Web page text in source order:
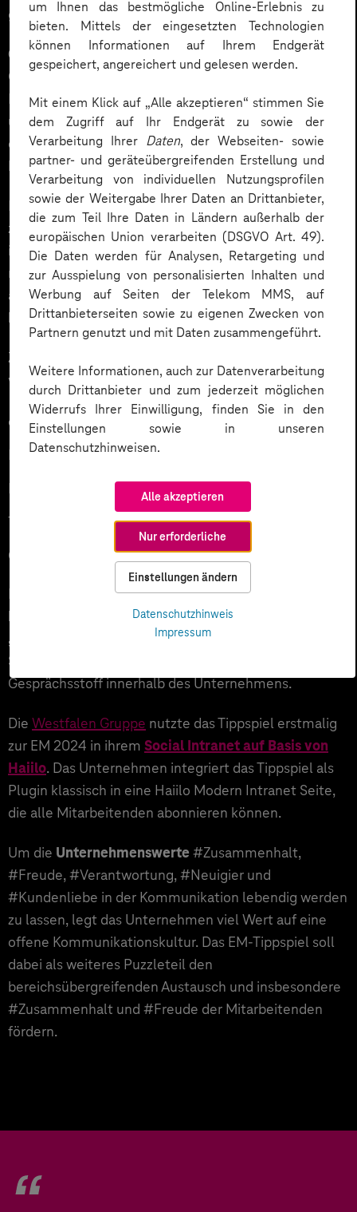
um Ihnen das bestmögliche Online-Erlebnis zu
bieten. Mittels der eingesetzten Technologien
können Informationen auf Ihrem Endgerät
gespeichert, angereichert und gelesen werden.
Mit einem Klick auf „Alle akzeptieren“ stimmen Sie
dem Zugriff auf Ihr Endgerät zu sowie der
Verarbeitung Ihrer Daten, der Webseiten- sowie
partner- und geräteübergreifenden Erstellung und
Verarbeitung von individuellen Nutzungsprofilen
sowie der Weitergabe Ihrer Daten an Drittanbieter,
die zum Teil Ihre Daten in Ländern außerhalb der
europäischen Union verarbeiten (DSGVO Art. 49).
Die Daten werden für Analysen, Retargeting und
zur Ausspielung von personalisierten Inhalten und
Werbung auf Seiten der Telekom MMS, auf
Drittanbieterseiten sowie zu eigenen Zwecken von
Partnern genutzt und mit Daten zusammengeführt.
Weitere Informationen, auch zur Datenverarbeitung
durch Drittanbieter und zum jederzeit möglichen
Widerrufs Ihrer Einwilligung, finden Sie in den
Einstellungen sowie in unseren
Datenschutzhinweisen.
Alle akzeptieren
Nur erforderliche
Einstellungen ändern
Datenschutzhinweis
Impressum
gleichzeitig Teamgeist sowie Unternehmenskultur.
Gamification-Elementewie Ranglisten, Bonusfragen,
Challenges oder kleine Wettbewerbe motivieren
Mitarbeitende zusätzlich zur Teilnahme. Gerade rund
um ein emotionales Großereignis wie die WM 2026
entstehen dadurch neue Gesprächsanlässe und eine
höhereIdentifikationmit dem Unternehmen.
Besonders wirkungsvoll sind Team-Challenges
zwischen Standorten, Abteilungen oder
internationalen Teams. Dadurch wird das WM Tippspiel
nicht nur zum Unterhaltungsformat, sondern zu einem
aktiven Instrument fürCommunity Buildingund
Employee Engagement.
Zusätzliche Motivation schaffen attraktive
wie:
offizielle WM-Fußbälle
Nationaltrikots
Fanpakete
Technik- und Entertainment-Produkte
Gutscheine oder Team-Events
Besonders wirkungsvoll:Führungskräfte oder
Mitglieder der Geschäftsführung als
„Referenztipper“
einzubinden. Das erhöht die
Sichtbarkeit der Aktion und schafft zusätzlichen
Gesprächsstoff innerhalb des Unternehmens.
Die Westfalen Gruppe nutzte das Tippspiel erstmalig
zur EM 2024 in ihrem Social Intranet auf Basis von
Haiilo. Das Unternehmen integriert das Tippspiel als
Plugin klassisch in eine Haiilo Modern Intranet Seite,
die alle Mitarbeitenden abonnieren können.
Um die Unternehmenswerte #Zusammenhalt,
#Freude, #Verantwortung, #Neuigier und
#Kundenliebe in der Kommunikation lebendig werden
zu lassen, legt das Unternehmen viel Wert auf eine
offene Kommunikationskultur. Das EM-Tippspiel soll
dabei als weiteres Puzzleteil den
bereichsübergreifenden Austausch und insbesondere
#Zusammenhalt und #Freude der Mitarbeitenden
fördern.